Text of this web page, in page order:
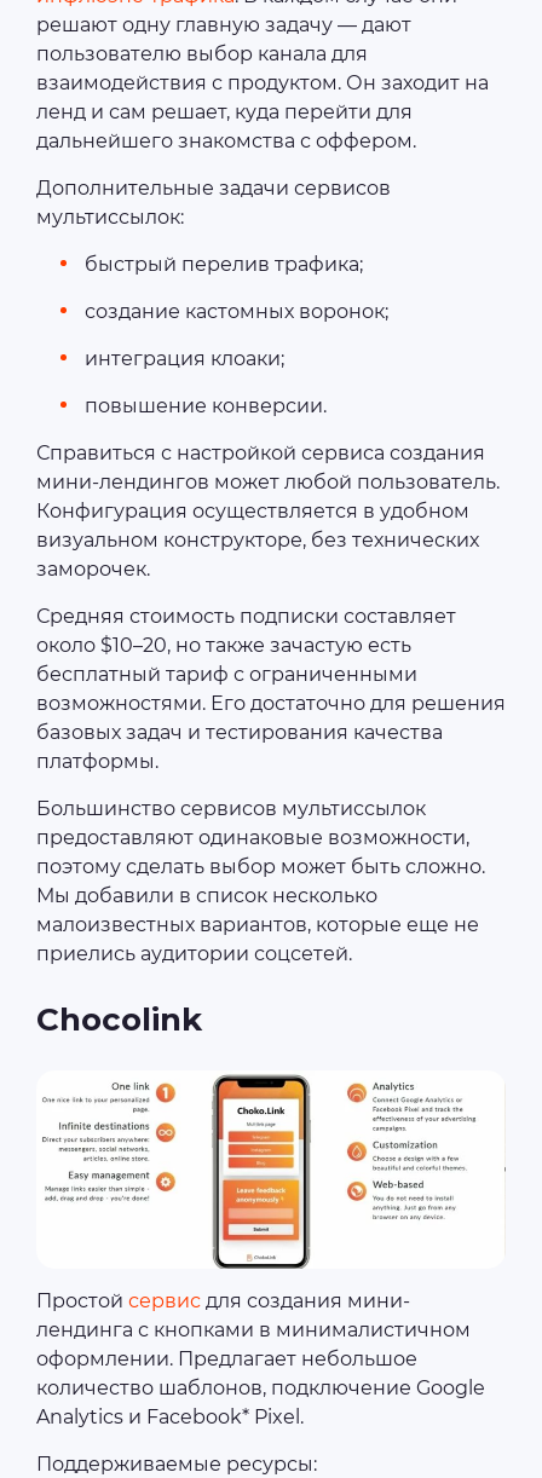
решают одну главную задачу — дают
пользователю выбор канала для
взаимодействия с продуктом. Он заходит на
ленд и сам решает, куда перейти для
дальнейшего знакомства с оффером.
Дополнительные задачи сервисов
мультиссылок:
быстрый перелив трафика;
создание кастомных воронок;
интеграция клоаки;
повышение конверсии.
Справиться с настройкой сервиса создания
мини-лендингов может любой пользователь.
Конфигурация осуществляется в удобном
визуальном конструкторе, без технических
заморочек.
Средняя стоимость подписки составляет
около $10–20, но также зачастую есть
бесплатный тариф с ограниченными
возможностями. Его достаточно для решения
базовых задач и тестирования качества
платформы.
Большинство сервисов мультиссылок
предоставляют одинаковые возможности,
поэтому сделать выбор может быть сложно.
Мы добавили в список несколько
малоизвестных вариантов, которые еще не
приелись аудитории соцсетей.
Chocolink
Простой сервис для создания мини-
лендинга с кнопками в минималистичном
оформлении. Предлагает небольшое
количество шаблонов, подключение Google
Analytics и Facebook* Pixel.
Поддерживаемые ресурсы: